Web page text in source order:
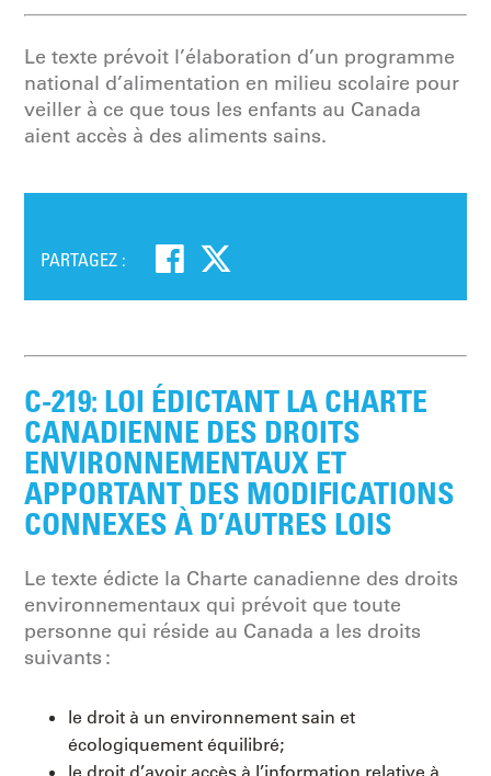
Le texte prévoit l’élaboration d’un programme
national d’alimentation en milieu scolaire pour
veiller à ce que tous les enfants au Canada
aient accès à des aliments sains.
PARTAGEZ :
C-219: LOI ÉDICTANT LA CHARTE
CANADIENNE DES DROITS
ENVIRONNEMENTAUX ET
APPORTANT DES MODIFICATIONS
CONNEXES À D’AUTRES LOIS
Le texte édicte la Charte canadienne des droits
environnementaux qui prévoit que toute
personne qui réside au Canada a les droits
suivants :
le droit à un environnement sain et
écologiquement équilibré;
le droit d’avoir accès à l’information relative à